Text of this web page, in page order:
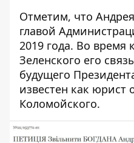
Отметим, что
главой
2019 года. Во
Зеленского его
будущего
известен как юрист
Коломойского.